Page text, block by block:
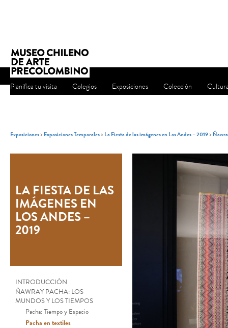
Planifica tu visita Colegios Exposiciones Colección
Exposiciones>Exposiciones Temporales>La Fiesta de las imágenes en Los Andes – 2019>
LA FIESTA DE LAS
IMÁGENES EN
LOS ANDES –
2019
INTRODUCCIÓN
ÑAWRAY PACHA: LOS
MUNDOS Y LOS TIEMPOS
Pacha: Tiempo y Espacio
Pacha en textiles